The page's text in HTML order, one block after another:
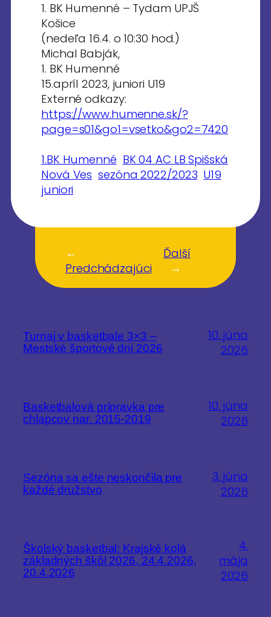
1. BK Humenné – Tydam UPJŠ
Košice
(nedeľa 16.4. o 10:30 hod.)
Michal Babják,
1. BK Humenné
15.apríl 2023, juniori U19
Externé odkazy:
https://www.humenne.sk/?
page=s01&go1=vsetko&go2=7420
1.BK Humenné BK 04 AC LB Spišská
Nová Ves sezóna 2022/2023 U19
juniori
←
Predchádzajúci
Ďalší
→
Turnaj v basketbale 3×3 –
Mestské športové dni 2026
10. júna
2026
Basketbalová prípravka pre
chlapcov nar. 2015-2019
10. júna
2026
Sezóna sa ešte neskončila pre
každé družstvo
3. júna
2026
Školský basketbal: Krajské kolá
základných škôl 2026, 24.4.2026,
20.4.2026
4.
mája
2026